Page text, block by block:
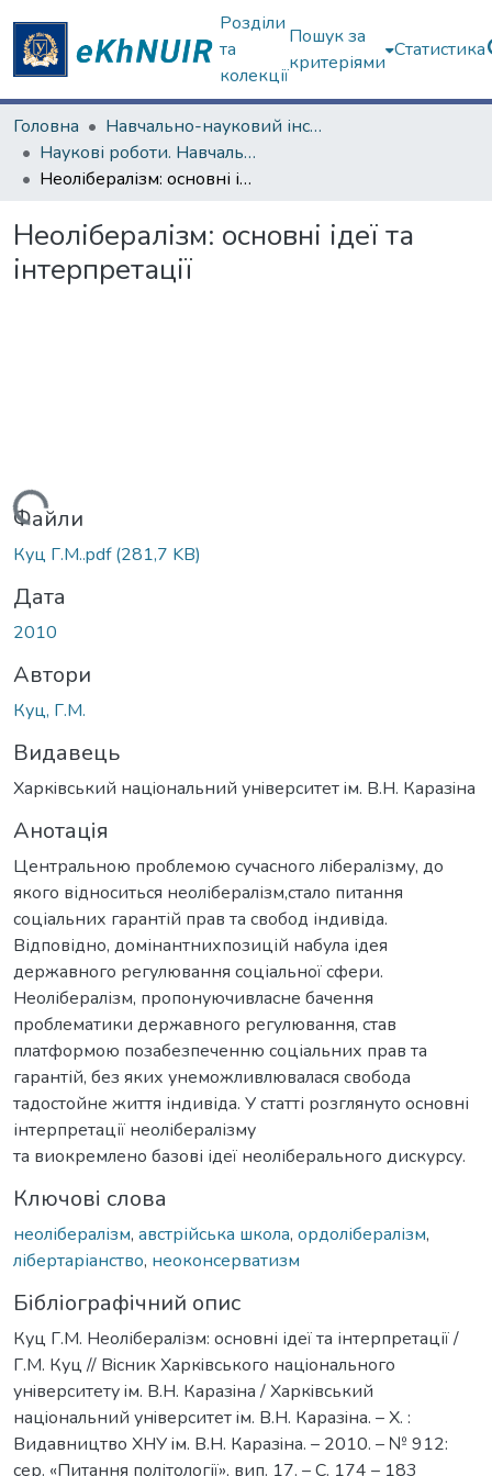
Розділи
та
колекції
Пошук за
критеріями
Статистика
Головна
Навчально-науковий інститут філософії, культурології, політології
Наукові роботи. Навчально-науковий інститут філософії, культурології, політології
Неолібералізм: основні ідеї та інтерпретації
Неолібералізм: основні ідеї та
інтерпретації
Файли
Куц Г.М..pdf(281,7 KB)
Дата
2010
Автори
Куц, Г.М.
Видавець
Харкiвський нацiональний унiверситет iм. В.Н. Каразiна
Анотація
Центральною проблемою сучасного лібералізму, до
якого відноситься неолібералізм,стало питання
соціальних гарантій прав та свобод індивіда.
Відповідно, домінантнихпозицій набула ідея
державного регулювання соціальної сфери.
Неолібералізм, пропонуючивласне бачення
проблематики державного регулювання, став
платформою позабезпеченню соціальних прав та
гарантій, без яких унеможливлювалася свобода
тадостойне життя індивіда. У статті розглянуто основні
інтерпретації неолібералізму
та виокремлено базові ідеї неоліберального дискурсу.
Ключові слова
неолібералізм, австрійська школа, ордолібералізм,
лібертаріанство, неоконсерватизм
Бібліографічний опис
Куц Г.М. Неолібералізм: основні ідеї та інтерпретації /
Г.М. Куц // Вiсник Харкiвського нацiонального
унiверситету iм. В.Н. Каразiна / Харкiвський
нацiональний унiверситет iм. В.Н. Каразiна. – Х. :
Видавництво ХНУ iм. В.Н. Каразiна. – 2010. – № 912:
сер. «Питання політології», вип. 17. – С. 174 – 183